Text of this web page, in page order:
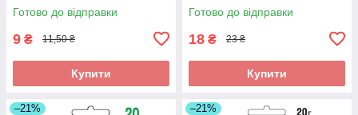
Готово до відправки
9 ₴ 11,50 ₴
Купити
Готово до відправки
18 ₴ 23 ₴
Купити
–21% –21%